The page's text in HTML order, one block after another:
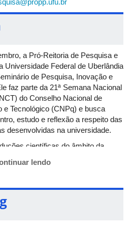
a Pró-Reitoria de Pesquisa e
Universidade Federal de Uberlândia
de Pesquisa, Inovação e
faz parte da 21ª Semana Nacional
do Conselho Nacional de
e Tecnológico (CNPq) e busca
estudo e reflexão a respeito das
desenvolvidas na universidade.
científicas do âmbito da
Pesquisa (Dirpe), da Diretoria de
Agência Intelecto), e em
de Atividades
a Divisão de Divulgação
lendo